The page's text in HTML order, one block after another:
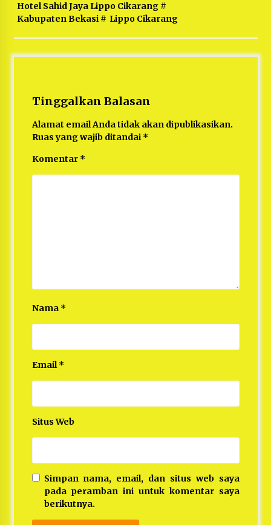
Hotel Sahid Jaya Lippo Cikarang#
Kabupaten Bekasi# Lippo Cikarang
Tinggalkan Balasan
Alamat email Anda tidak akan dipublikasikan.
Ruas yang wajib ditandai *
Komentar *
Nama *
Email*
Situs Web
Simpan nama, email, dan situs web saya
pada peramban ini untuk komentar saya
berikutnya.